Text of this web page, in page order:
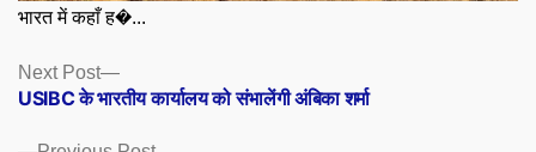
भारत में कहाँ ह�...
Posts
navigation
Previous
Next Post
Next
post:
USIBC के भारतीय कार्यालय को संभालेंगी अंबिका शर्मा